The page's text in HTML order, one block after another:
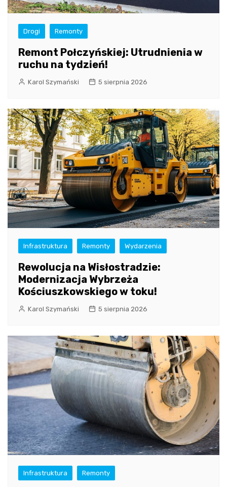
Drogi Remonty
Remont Połczyńskiej: Utrudnienia w
ruchu na tydzień!
Karol Szymański 5 sierpnia 2026
Infrastruktura Remonty Wydarzenia
Rewolucja na Wisłostradzie:
Modernizacja Wybrzeża
Kościuszkowskiego w toku!
Karol Szymański 5 sierpnia 2026
Infrastruktura Remonty